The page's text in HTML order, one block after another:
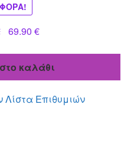
Original
119.00 €.
69.90€Η
είναι:
καλάθι
Λίστα Επιθυμιών